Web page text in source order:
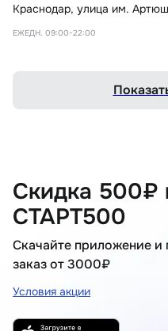
Краснодар, улица им.
ЕЖЕДН. 09:00-22:00
Скидка 500₽
СТАРТ500
Скачайте приложение и
заказ от 3000₽
Условия акции